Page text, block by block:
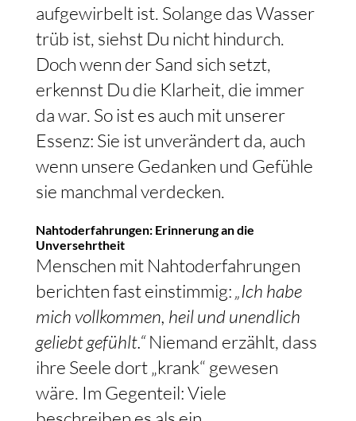
aufgewirbelt ist. Solange das Wasser
trüb ist, siehst Du nicht hindurch.
Doch wenn der Sand sich setzt,
erkennst Du die Klarheit, die immer
da war. So ist es auch mit unserer
Essenz: Sie ist unverändert da, auch
wenn unsere Gedanken und Gefühle
sie manchmal verdecken.
Nahtoderfahrungen: Erinnerung an die
Unversehrtheit
Menschen mit Nahtoderfahrungen
berichten fast einstimmig: „Ich habe
mich vollkommen, heil und unendlich
geliebt gefühlt.“Niemand erzählt, dass
ihre Seele dort „krank“ gewesen
wäre. Im Gegenteil: Viele